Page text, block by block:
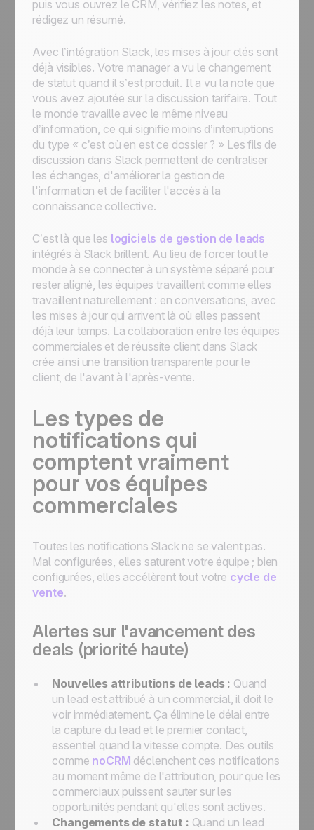
puis vous ouvrez le CRM, vérifiez les notes, et
rédigez un résumé.
Avec l’intégration Slack, les mises à jour clés sont
déjà visibles. Votre manager a vu le changement
de statut quand il s’est produit. Il a vu la note que
vous avez ajoutée sur la discussion tarifaire. Tout
le monde travaille avec le même niveau
d’information, ce qui signifie moins d’interruptions
du type « c’est où en est ce dossier ? » Les fils de
discussion dans Slack permettent de centraliser
les échanges, d'améliorer la gestion de
l'information et de faciliter l'accès à la
connaissance collective.
C’est là que les logiciels de gestion de leads
intégrés à Slack brillent. Au lieu de forcer tout le
monde à se connecter à un système séparé pour
rester aligné, les équipes travaillent comme elles
travaillent naturellement : en conversations, avec
les mises à jour qui arrivent là où elles passent
déjà leur temps. La collaboration entre les équipes
commerciales et de réussite client dans Slack
crée ainsi une transition transparente pour le
client, de l'avant à l'après-vente.
Les types de
notifications qui
comptent vraiment
pour vos équipes
commerciales
Toutes les notifications Slack ne se valent pas.
Mal configurées, elles saturent votre équipe ; bien
configurées, elles accélèrent tout votre cycle de
vente.
Alertes sur l'avancement des
deals (priorité haute)
Nouvelles attributions de leads : Quand
un lead est attribué à un commercial, il doit le
voir immédiatement. Ça élimine le délai entre
la capture du lead et le premier contact,
essentiel quand la vitesse compte. Des outils
comme noCRM déclenchent ces notifications
au moment même de l'attribution, pour que les
commerciaux puissent sauter sur les
opportunités pendant qu'elles sont actives.
Changements de statut : Quand un lead